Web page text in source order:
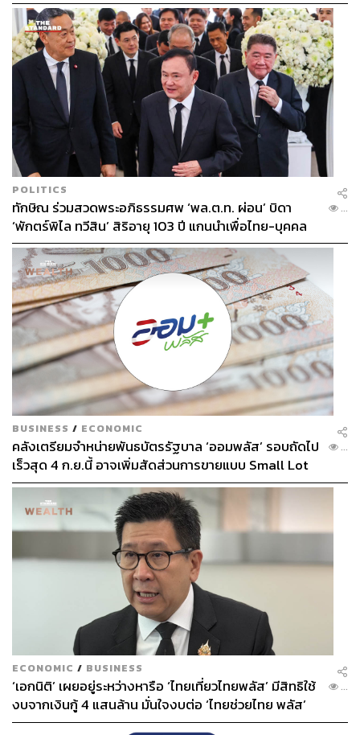
POLITICS
ทักษิณ ร่วมสวดพระอภิธรรมศพ ‘พล.ต.ท. ผ่อน’ บิดา
‘พักตร์พิไล ทวีสิน’ สิริอายุ 103 ปี แกนนำเพื่อไทย-บุคคล
หลากวงการร่วมอาลัย
...
BUSINESS / ECONOMIC
คลังเตรียมจำหน่ายพันธบัตรรัฐบาล ‘ออมพลัส’ รอบถัดไป
เร็วสุด 4 ก.ย.นี้ อาจเพิ่มสัดส่วนการขายแบบ Small Lot
First มากขึ้น
...
ECONOMIC / BUSINESS
‘เอกนิติ’ เผยอยู่ระหว่างหารือ ‘ไทยเที่ยวไทยพลัส’ มีสิทธิใช้
งบจากเงินกู้ 4 แสนล้าน มั่นใจงบต่อ ‘ไทยช่วยไทย พลัส’
เฟส 2 มีเพียงพอ
...